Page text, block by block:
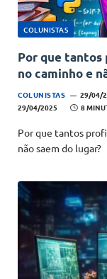
COLUNISTAS
Por que tantos
no caminho e
COLUNISTAS 29/04/
29/04/2025
8
Por que tantos
não saem do lugar?